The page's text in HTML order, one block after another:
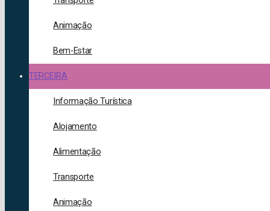
Animação
Bem-Estar
TERCEIRA
Informação Turística
Alojamento
Alimentação
Transporte
Animação